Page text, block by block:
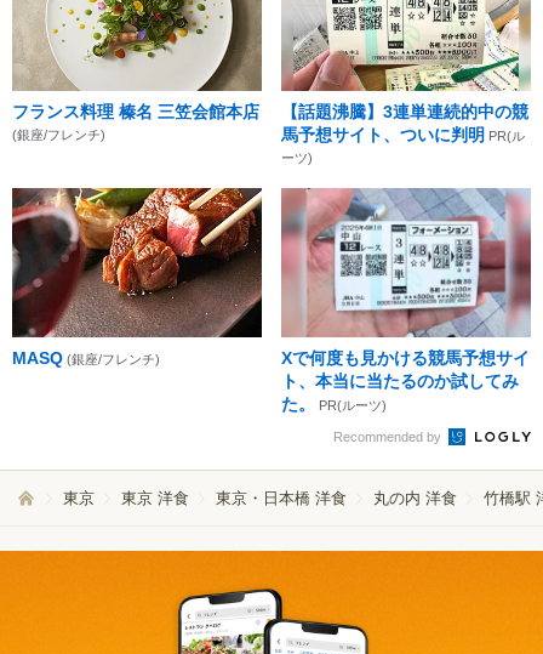
フランス料理 榛名 三笠会館本店
(銀座/フレンチ)
【話題沸騰】3連単連続的中の競
馬予想サイト、ついに判明 PR(ル
ーツ)
MASQ (銀座/フレンチ)
Xで何度も見かける競馬予想サイ
ト、本当に当たるのか試してみ
た。
PR(ルーツ)
Recommended by
東京 東京 洋食 東京・日本橋 洋食 丸の内 洋食 竹橋駅